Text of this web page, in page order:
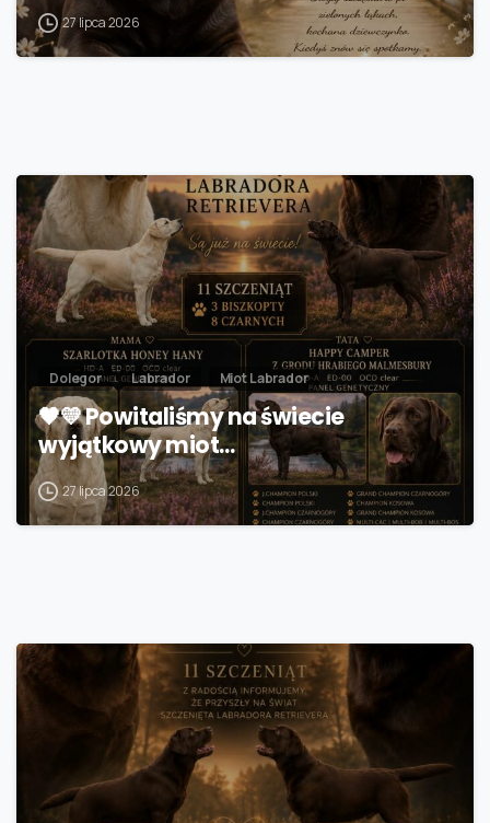
27 lipca 2026
Dolegor Labrador Miot Labrador
🖤💛 Powitaliśmy na świecie
wyjątkowy miot…
27 lipca 2026